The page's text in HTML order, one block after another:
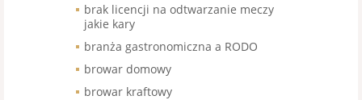
brak licencji na odtwarzanie meczy
jakie kary
branża gastronomiczna a RODO
browar domowy
browar kraftowy